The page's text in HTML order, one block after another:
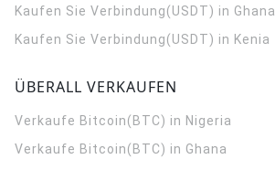
Kaufen Sie Verbindung(USDT) in Ghana
Kaufen Sie Verbindung(USDT) in Kenia
ÜBERALL VERKAUFEN
Verkaufe Bitcoin(BTC) in Nigeria
Verkaufe Bitcoin(BTC) in Ghana